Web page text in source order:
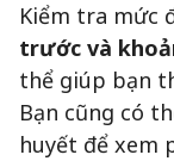
Kiểm tra mức
trước và
thể giúp bạn
Bạn cũng có
huyết để xem